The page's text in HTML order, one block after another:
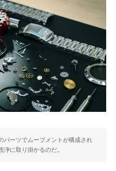
パーツでムーブメントが構成され
に取り掛かるのだ。